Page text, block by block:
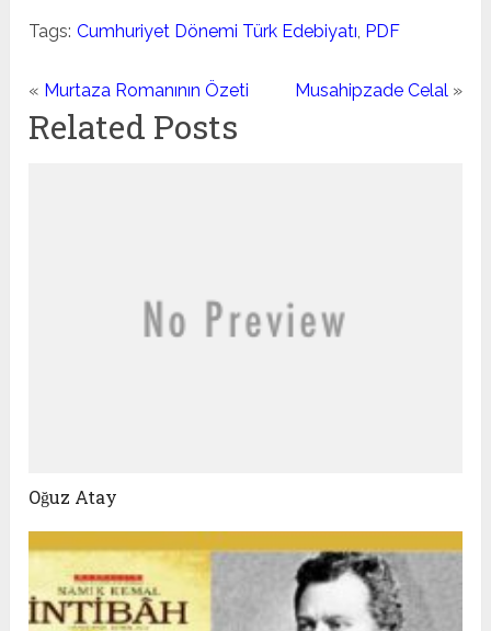
Tags: Cumhuriyet Dönemi Türk Edebiyatı, PDF
« Murtaza Romanının Özeti Musahipzade Celal»
Related Posts
Oğuz Atay